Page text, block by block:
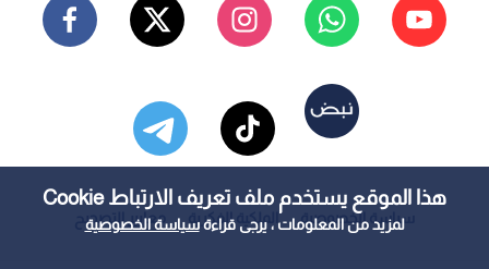
هذا الموقع يستخدم ملف تعريف الارتباط Cookie
لمزيد من المعلومات ، يرجى قراءةسياسة الخصوصية سياسة الخصوصية الملكية الفكرية معايير التصحيح